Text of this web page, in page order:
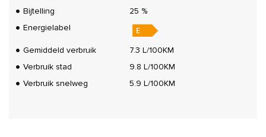
Bijtelling
25 %
Energielabel
Gemiddeld verbruik
7.3 L/100KM
Verbruik stad
9.8 L/100KM
Verbruik snelweg
5.9 L/100KM